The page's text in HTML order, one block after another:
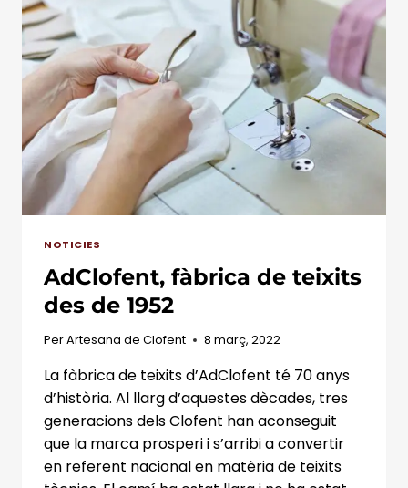
RETIRADA
D’AMIANT
DE
NAU
PRODUCTIVA
NOTICIES
AdClofent, fàbrica de teixits
des de 1952
PerArtesana de Clofent 8 març, 2022
La fàbrica de teixits d’AdClofent té 70 anys
d’història. Al llarg d’aquestes dècades, tres
generacions dels Clofent han aconseguit
que la marca prosperi i s’arribi a convertir
en referent nacional en matèria de teixits